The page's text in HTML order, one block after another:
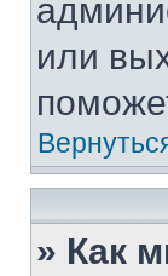
или
» Как